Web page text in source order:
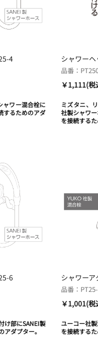
4
ャワー混合栓に
するためのアダ
シャワー
品番：
￥1,111(税
ミズタニ、
社製シャワ
を接続するた
6
け部にSANEI製
アダプター。
シャワー
品番：
￥1,001(税
ユーコー社
を接続するた